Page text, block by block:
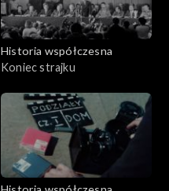
Historia współczesna
Koniec strajku